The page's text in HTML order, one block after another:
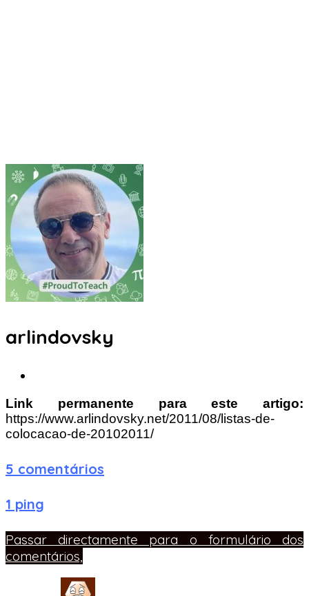
arlindovsky
Link permanente para este artigo:
https://www.arlindovsky.net/2011/08/listas-de-
colocacao-de-20102011/
5 comentários
1 ping
Passar directamente para o formulário dos
comentários,